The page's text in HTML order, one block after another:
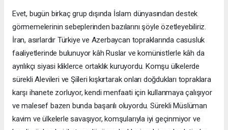
Evet, bugün birkaç grup dışında İslam dünyasından destek
görmemelerinin sebeplerinden bazılarını şöyle özetleyebiliriz.
İran, asırlardır Türkiye ve Azerbaycan topraklarında casusluk
faaliyetlerinde bulunuyor kâh Ruslar ve komünistlerle kâh da
ayrılıkçı siyasi kliklerce ortaklık kuruyordu. Komşu ülkelerde
sürekli Alevileri ve Şiîleri kışkırtarak onları doğdukları topraklara
karşı ihanete zorluyor, kendi menfaati için kullanmaya çalışıyor
ve malesef bazen bunda başarılı oluyordu. Sürekli Müslüman
kavim ve ülkelerle savaşıyor, komşularıyla iyi geçinmiyor ve